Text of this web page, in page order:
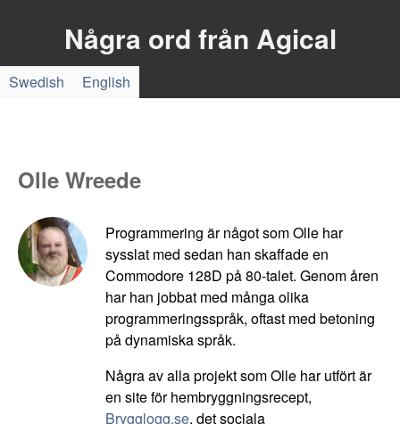
Några ord från Agical
Swedish English
Olle Wreede
Programmering är något som Olle har
sysslat med sedan han skaffade en
Commodore 128D på 80-talet. Genom åren
har han jobbat med många olika
programmeringsspråk, oftast med betoning
på dynamiska språk.
Några av alla projekt som Olle har utfört är
en site för hembryggningsrecept,
Brygglogg.se, det sociala